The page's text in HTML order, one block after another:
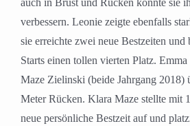
auch in Brust und Rücken konnte sie
verbessern. Leonie zeigte ebenfalls
sie erreichte zwei neue Bestzeiten und
Starts einen tollen vierten Platz.
Maze Zielinski (beide Jahrgang 2018)
Meter Rücken. Klara Maze stellte mit
neue persönliche Bestzeit auf und